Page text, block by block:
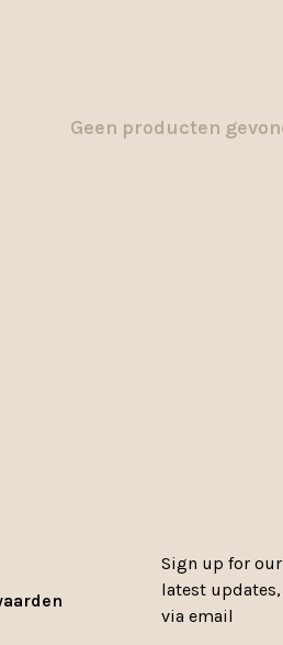
Geen producten
Sign up for
latest
via email